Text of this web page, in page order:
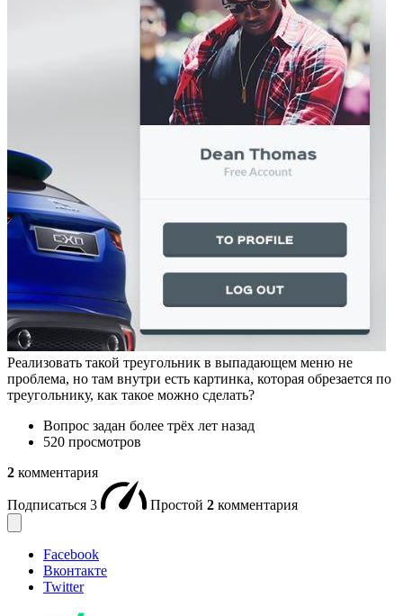
Реализовать такой треугольник в выпадающем меню не
проблема, но там внутри есть картинка, которая обрезается по
треугольнику, как такое можно сделать?
Вопрос задан более трёх лет назад
520 просмотров
2 комментария
Подписаться 3 Простой 2 комментария
Facebook
Вконтакте
Twitter